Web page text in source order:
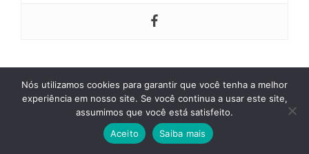
Categorias
Tags
confiança mútua, conversa difícil,diálogo
empatia,escuta ativa
Escuta ativa no Relacionamento: O Passo a
Nós utilizamos cookies para garantir que você tenha a melhor
experiência em nosso site. Se você continua a usar este site,
assumimos que você está satisfeito.
Aceito
Saiba mais